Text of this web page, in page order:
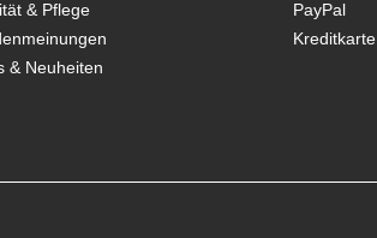
& Pflege
& Neuheiten
PayPal
Kreditkarte